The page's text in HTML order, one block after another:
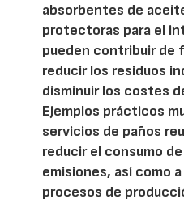
absorbentes de
protectoras para el
pueden contribuir de
reducir los residuos
disminuir los costes
Ejemplos prácticos
servicios de paños
reducir el consumo
emisiones, así como
procesos de